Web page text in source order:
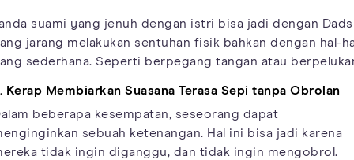
suami yang jenuh dengan istri bisa jadi dengan Dads
jarang melakukan sentuhan fisik bahkan dengan hal-
sederhana. Seperti berpegang tangan atau
Kerap Membiarkan Suasana Terasa Sepi tanpa Obrolan
beberapa kesempatan, seseorang dapat
sebuah ketenangan. Hal ini bisa jadi karena
tidak ingin diganggu, dan tidak ingin mengobrol.